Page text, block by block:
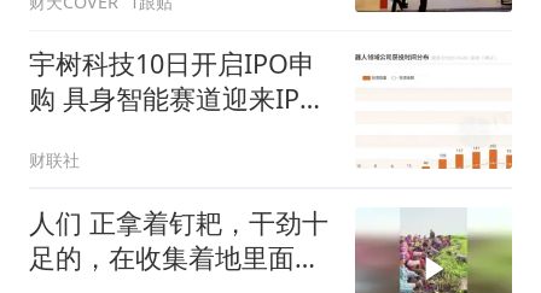
宇树科技10日开启IPO申
购 具身智能赛道迎来IPO
财联社
人们 正拿着钉耙，干劲十
足的，在收集着地里面的